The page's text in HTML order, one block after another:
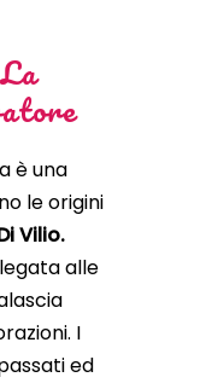
è una
le origini
Vilio.
alle
I
ed